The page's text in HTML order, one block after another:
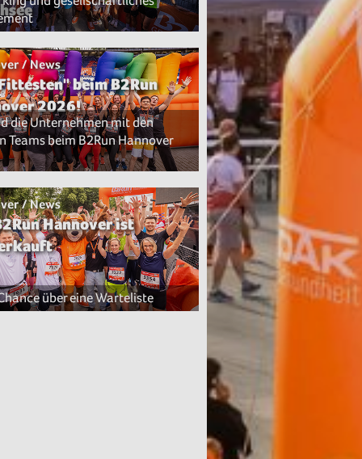
/ News
beim B2Run
2026!
die Unternehmen mit den
Teams beim B2Run Hannover
/ News
Hannover ist
über eine Warteliste